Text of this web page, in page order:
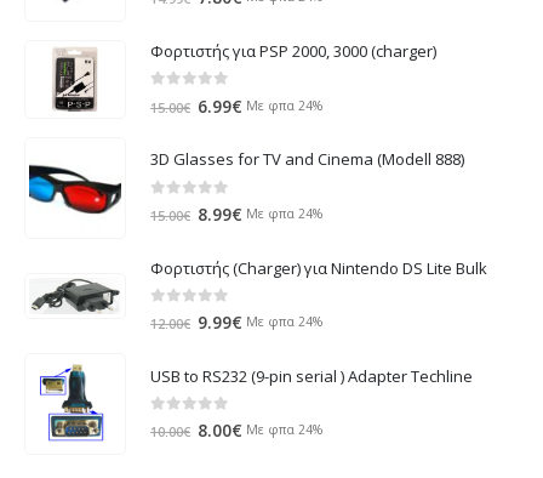
was:
14.99€.
τιμή
Φορτιστής για PSP 2000, 3000 (charger)
out of 5
15.00€ Original
was:
15.00€.
6.99€ Η
τιμή
Με φπα 24%
3D Glasses for TV and Cinema (Modell 888)
out of 5
15.00€ Original
was:
15.00€.
8.99€ Η
τιμή
είναι:
Με φπα 24%
Φορτιστής (Charger) για Nintendo DS Lite Bulk
out of 5
12.00€ Original
was:
12.00€.
9.99€ Η
τιμή
είναι:
Με φπα 24%
USB to RS232 (9-pin serial ) Adapter Techline
out of 5
10.00€ Original
8.00€ ΗΜε φπα 24%